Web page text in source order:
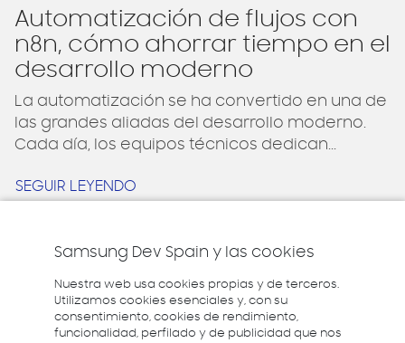
Automatización de flujos con
n8n, cómo ahorrar tiempo en el
desarrollo moderno
La automatización se ha convertido en una de
las grandes aliadas del desarrollo moderno.
Cada día, los equipos técnicos dedican...
SEGUIR LEYENDO
VER MÁS
Samsung Dev Spain y las cookies
Nuestra web usa cookies propias y de terceros.
Utilizamos cookies esenciales y, con su
consentimiento, cookies de rendimiento,
funcionalidad, perfilado y de publicidad que nos